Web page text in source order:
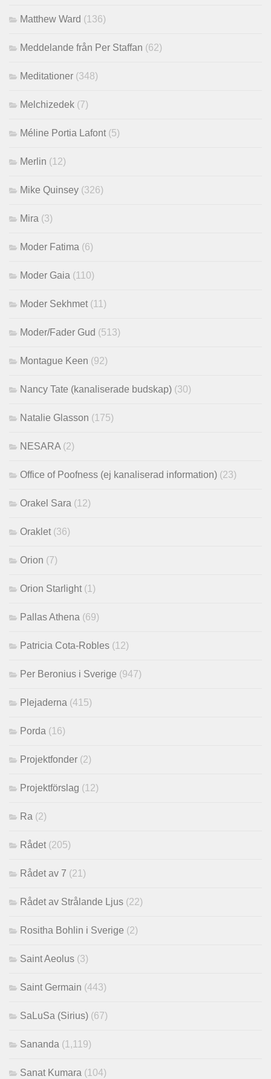
Matthew Ward (136)
Meddelande från Per Staffan (62)
Meditationer (348)
Melchizedek (7)
Méline Portia Lafont (5)
Merlin (12)
Mike Quinsey (326)
Mira (3)
Moder Fatima (6)
Moder Gaia (110)
Moder Sekhmet (11)
Moder/Fader Gud (513)
Montague Keen (92)
Nancy Tate (kanaliserade budskap) (30)
Natalie Glasson (175)
NESARA (2)
Office of Poofness (ej kanaliserad information) (23)
Orakel Sara (12)
Oraklet (36)
Orion (7)
Orion Starlight (1)
Pallas Athena (69)
Patricia Cota-Robles (12)
Per Beronius i Sverige (947)
Plejaderna (415)
Porda (16)
Projektfonder (2)
Projektförslag (12)
Ra (2)
Rådet (205)
Rådet av 7 (21)
Rådet av Strålande Ljus (22)
Rositha Bohlin i Sverige (2)
Saint Aeolus (3)
Saint Germain (443)
SaLuSa (Sirius) (67)
Sananda (1,119)
Sanat Kumara (104)